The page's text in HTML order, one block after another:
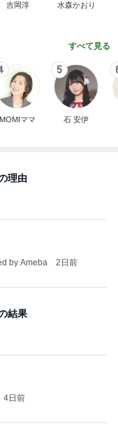
吉岡淳 水森かおり
すべて見る
MOMIママ
5
石 安伊
理由
by Ameba 2日前
結果
4日前